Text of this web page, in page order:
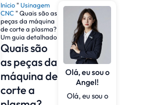
Início " Usinagem
CNC "Quais são as
peças da máquina
de corte a plasma?
Um guia detalhado
Quais são
as peças da
máquina de
corte a
Olá, eu sou o
Angel!
Olá, eu sou o